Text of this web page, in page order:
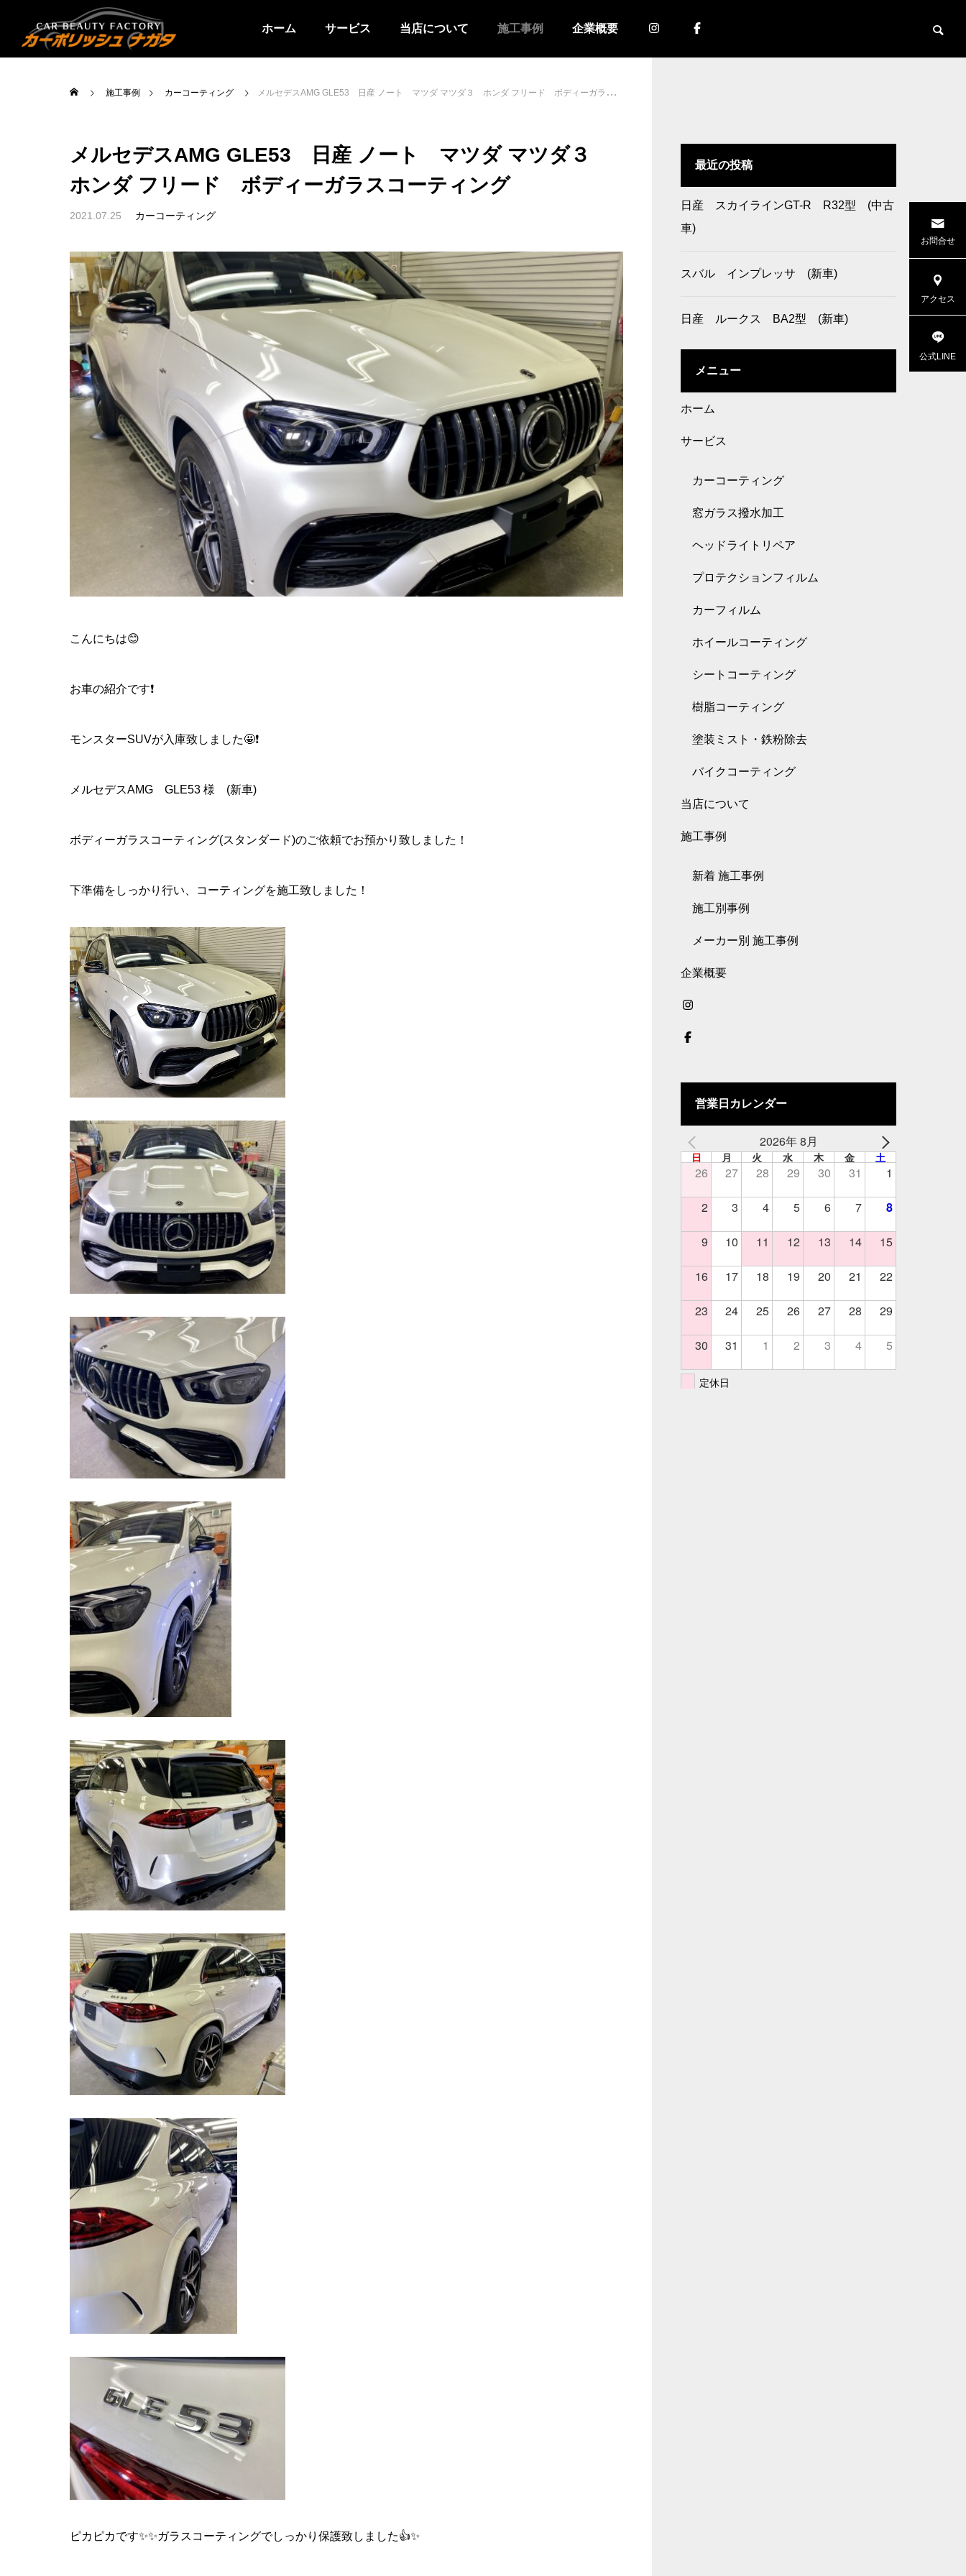
ホーム サービス 当店について 施工事例 企業概要
施工事例 カーコーティング メルセデスAMG GLE53 日産 ノート マツダ マツダ３ ホンダ フリード ボディーガラスコーティング
メルセデスAMG GLE53 日産 ノート マツダ マツダ３
ホンダ フリード ボディーガラスコーティング
2021.07.25 カーコーティング
こんにちは😊
お車の紹介です❗️
モンスターSUVが入庫致しました🤩❗️
メルセデスAMG GLE53 様 (新車)
ボディーガラスコーティング(スタンダード)のご依頼でお預かり致しました！
下準備をしっかり行い、コーティングを施工致しました！
ピカピカです✨✨ガラスコーティングでしっかり保護致しました👍✨
最近の投稿
日産 スカイラインGT-R R32型 (中古
車)
スバル インプレッサ (新車)
日産 ルークス BA2型 (新車)
メニュー
ホーム
サービス
カーコーティング
窓ガラス撥水加工
ヘッドライトリペア
プロテクションフィルム
カーフィルム
ホイールコーティング
シートコーティング
樹脂コーティング
塗装ミスト・鉄粉除去
バイクコーティング
当店について
施工事例
新着 施工事例
施工別事例
メーカー別 施工事例
企業概要
営業日カレンダー
2026年 8月
日 月 火 水 木 金 土
26 27 28 29 30 31 1
2 3 4 5 6 7 8
9 10 11 12 13 14 15
16 17 18 19 20 21 22
23 24 25 26 27 28 29
30 31 1 2 3 4 5
定休日
お問合せ
アクセス
公式LINE